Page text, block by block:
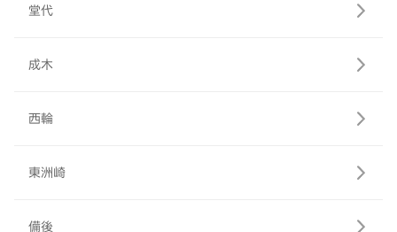
堂代
成木
西輪
東洲崎
備後